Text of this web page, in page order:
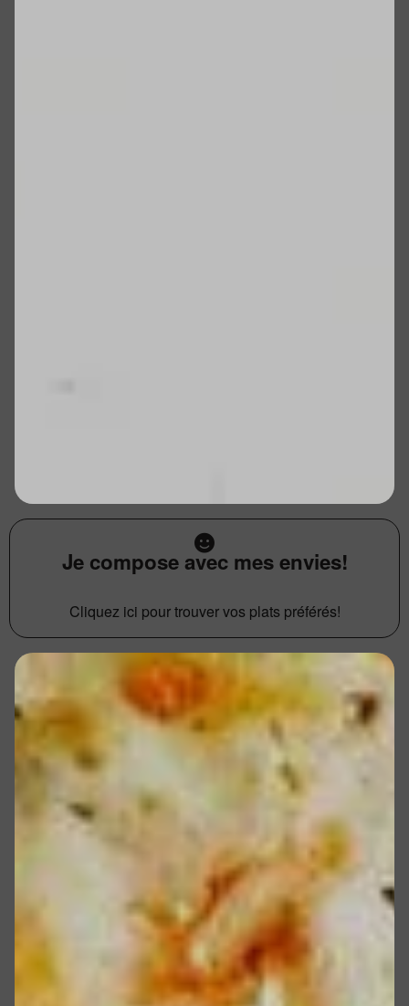
Je compose avec mes envies!
Cliquez ici pour trouver vos plats préférés!